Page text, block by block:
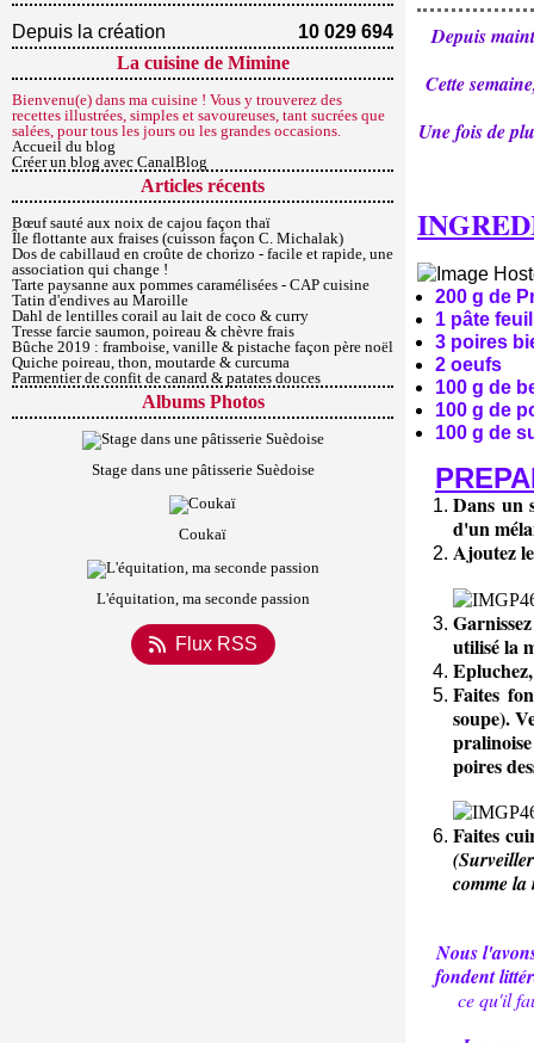
Depuis la création
10 029 694
La cuisine de Mimine
Bienvenu(e) dans ma cuisine ! Vous y trouverez des
recettes illustrées, simples et savoureuses, tant sucrées que
salées, pour tous les jours ou les grandes occasions.
Accueil du blog
Créer un blog avec CanalBlog
Articles récents
Bœuf sauté aux noix de cajou façon thaï
Île flottante aux fraises (cuisson façon C. Michalak)
Dos de cabillaud en croûte de chorizo - facile et rapide, une
association qui change !
Tarte paysanne aux pommes caramélisées - CAP cuisine
Tatin d'endives au Maroille
Dahl de lentilles corail au lait de coco & curry
Tresse farcie saumon, poireau & chèvre frais
Bûche 2019 : framboise, vanille & pistache façon père noël
Quiche poireau, thon, moutarde & curcuma
Parmentier de confit de canard & patates douces
Albums Photos
Stage dans une pâtisserie Suèdoise
Coukaï
L'équitation, ma seconde passion
Flux RSS
Depuis
Cette
Une fois de
200 g de
1 pâte
3 poires
2 oeufs
100 g de
100 g de
100 g de
Dans un
d'un
Ajoutez
utilisé la
Faites
soupe).
poires
Faites
comme
Nous
fondent
ce qu'il